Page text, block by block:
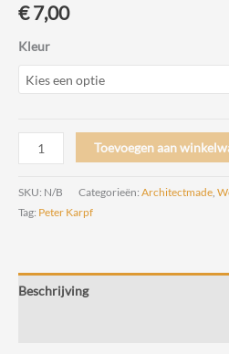
€7,00
Kleur
Gemini
Kaarsenset
voor
de
Design
Toevoegen aan
SKU: N/B Categorieën: Architectmade,
Tag: Peter Karpf
Beschrijving